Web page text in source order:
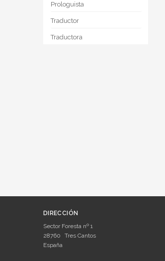
Prologuista
Traductor
Traductora
DIRECCIÓN
Sector Foresta nº 1
28760
Tres Cantos
España